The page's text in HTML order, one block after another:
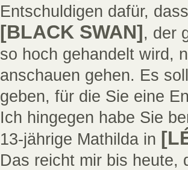
Entschuldigen dafür,
[BLACK SWAN], der
so hoch gehandelt wird,
anschauen gehen. Es
geben, für die Sie eine
Ich hingegen habe Sie
13-jährige Mathilda in
Das reicht mir bis heute,